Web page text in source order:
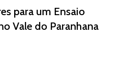
para um Ensaio
Vale do Paranhana